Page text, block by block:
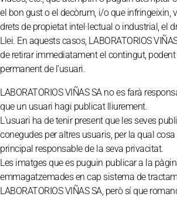
el bon gust o el decòrum, i/o que infringeixin,
drets de propietat intel·lectual o industrial, el
Llei. En aquests casos, LABORATORIOS
de retirar immediatament el contingut, podent
permanent de l’usuari.
LABORATORIOS VIÑAS SA no es farà
que un usuari hagi publicat lliurement.
L’usuari ha de tenir present que les seves
conegudes per altres usuaris, per la qual
principal responsable de la seva privacitat.
Les imatges que es puguin publicar a la
emmagatzemades en cap sistema de
LABORATORIOS VIÑAS SA, però sí que